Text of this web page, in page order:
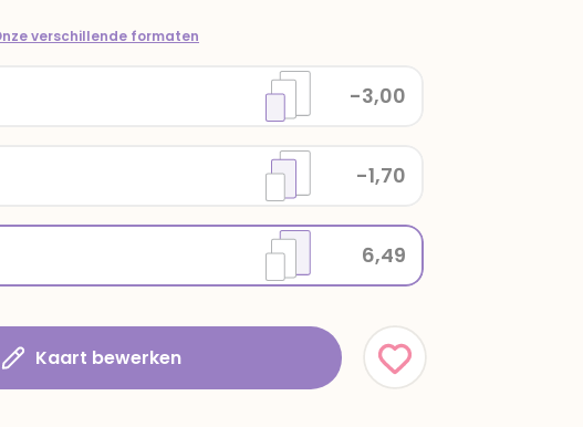
verschillende formaten
6,49
-1,70
-3,00
Kaart bewerken